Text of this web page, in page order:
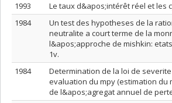
1993
Le taux d&apos;intérêt réel et les
1984
Un test des hypotheses de la
neutralite a court terme de la
l&apos;approche de mishkin:
1v.
1984
Determination de la loi de
evaluation du mpy (estimation du
de l&apos;agregat annuel de